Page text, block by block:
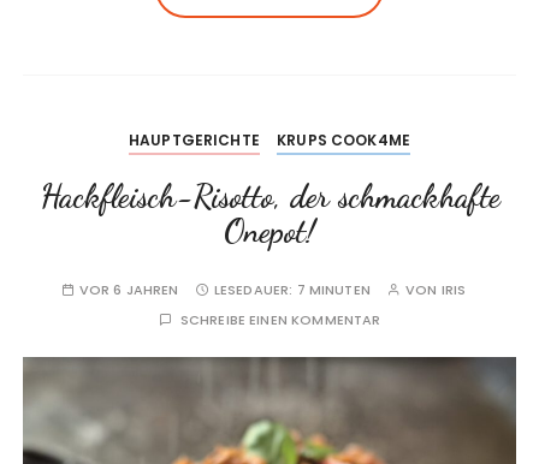
HAUPTGERICHTE KRUPS COOK4ME
Hackfleisch-Risotto, der schmackhafte
Onepot!
VOR 6 JAHREN LESEDAUER: 7 MINUTEN VON IRIS
SCHREIBE EINEN KOMMENTAR